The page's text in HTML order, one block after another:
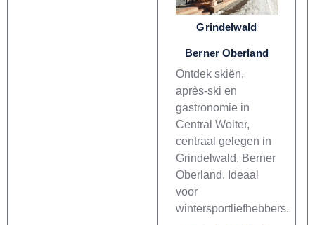
Grindelwald
Berner Oberland
Ontdek skiën,
après-ski en
gastronomie in
Central Wolter,
centraal gelegen in
Grindelwald, Berner
Oberland. Ideaal
voor
wintersportliefhebbers.